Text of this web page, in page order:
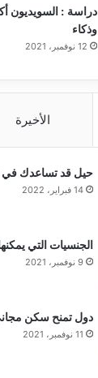
دراسة : السويديون
وذكاء
12 نوفمبر، 2021
الأخيرة
حيل قد تساعدك في
14 فبراير، 2022
الجنسيات التي
9 نوفمبر، 2021
دول تمنح سكن
11 نوفمبر، 2021